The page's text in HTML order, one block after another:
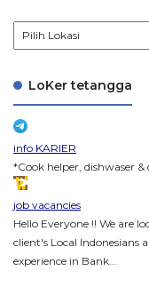
LoKer tetangga
info KARIER
*Cook helper, dishwaser
job vacancies
Hello Everyone !! We are
client's Local Indonesians
experience in Bank...